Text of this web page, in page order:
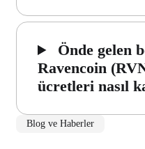
Önde gelen
Ravencoin
ücretleri nasıl
Blog ve Haberler